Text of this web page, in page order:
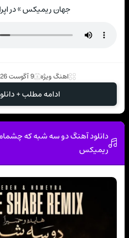
جهان ریمیکس » در
اهنگ ویژه 9 آگوست 2026
ادامه مطلب +
دانلود آهنگ دو سه شبه که
ریمیکس